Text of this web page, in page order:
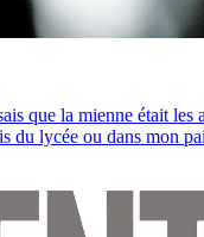
que la mienne était
du lycée ou dans mon